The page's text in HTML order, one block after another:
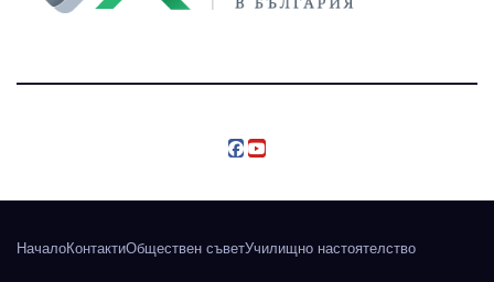
НачалоКонтактиОбществен съветУчилищно настоятелство